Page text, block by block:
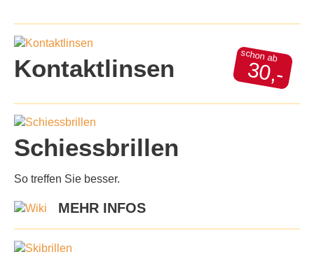
Kontaktlinsen schon ab
30,-
Schiessbrillen
So treffen Sie besser.
MEHR INFOS